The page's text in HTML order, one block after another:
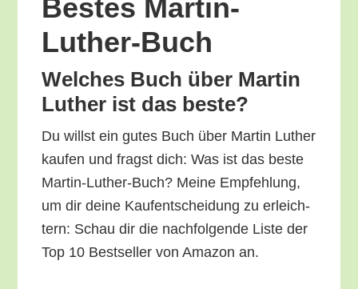
Bes­tes Martin-
Luther-Buch
Wel­ches Buch über Mar­tin
Luther ist das beste?
Du willst ein gutes Buch über Mar­tin Luther
kau­fen und fragst dich: Was ist das bes­te
Mar­tin-Luther-Buch? Mei­ne Emp­feh­lung,
um dir dei­ne Kauf­ent­schei­dung zu erleich­
tern: Schau dir die nach­fol­gen­de Lis­te der
Top 10 Best­sel­ler von Ama­zon an.